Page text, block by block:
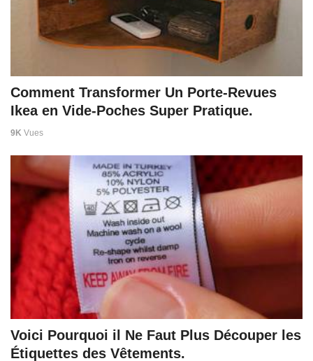
Comment Transformer Un Porte-Revues
Ikea en Vide-Poches Super Pratique.
9K Vues
Voici Pourquoi il Ne Faut Plus Découper les
Étiquettes des Vêtements.